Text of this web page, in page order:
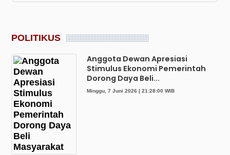
POLITIKUS
Anggota Dewan Apresiasi
Stimulus Ekonomi Pemerintah
Dorong Daya Beli...
Minggu, 7 Juni 2026 | 21:28:00 WIB